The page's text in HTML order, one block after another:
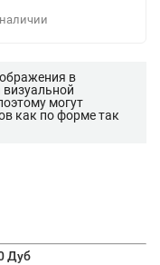
в
визуальной
могут
как по форме так
Дуб